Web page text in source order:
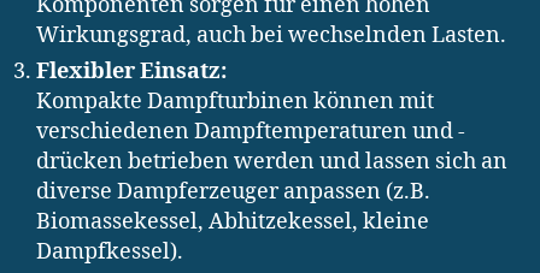
Komponenten sorgen für einen hohen
Wirkungsgrad, auch bei wechselnden Lasten.
Flexibler Einsatz:
Kompakte Dampfturbinen können mit
verschiedenen Dampftemperaturen und -
drücken betrieben werden und lassen sich an
diverse Dampferzeuger anpassen (z.B.
Biomassekessel, Abhitzekessel, kleine
Dampfkessel).